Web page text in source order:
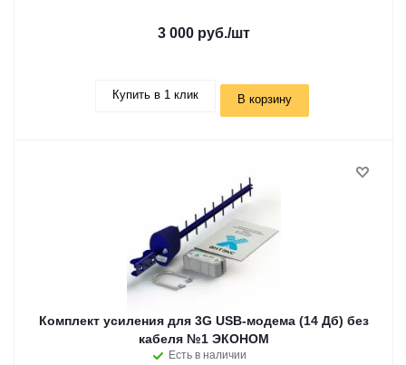
3 000 руб./шт
Купить в 1 клик В корзину
Комплект усиления для 3G USB-модема (14 Дб) без
кабеля №1 ЭКОНОМ
Есть в наличии